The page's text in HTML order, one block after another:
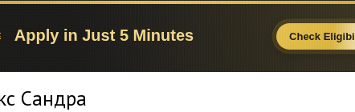
Сандра